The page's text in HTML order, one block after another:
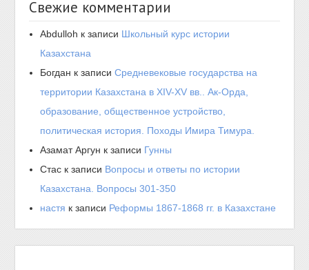
Свежие комментарии
Abdulloh к записи Школьный курс истории
Казахстана
Богдан к записиСредневековые государства на
территории Казахстана в XIV-XV вв.. Ак-Орда,
образование, общественное устройство,
политическая история. Походы Имира Тимура.
Азамат Аргун к записи Гунны
Стас к записи Вопросы и ответы по истории
Казахстана. Вопросы 301-350
настя к записи Реформы 1867-1868 гг. в Казахстане